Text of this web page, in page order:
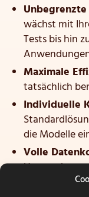
wächst mit
Tests bis hin
Maximale
tatsächlich
Individuelle
die Modelle
Volle